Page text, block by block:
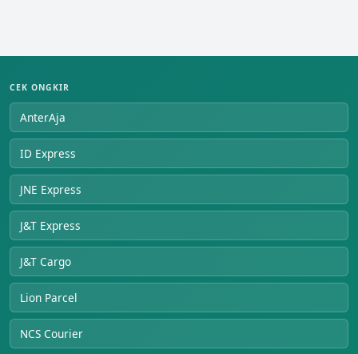
CEK ONGKIR
AnterAja
ID Express
JNE Express
J&T Express
J&T Cargo
Lion Parcel
NCS Courier